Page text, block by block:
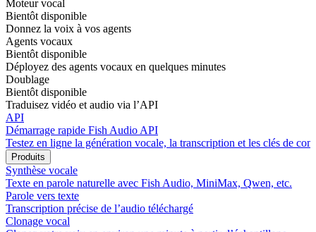
Moteur vocal
Bientôt disponible
Donnez la voix à vos agents
Agents vocaux
Bientôt disponible
Déployez des agents vocaux en quelques minutes
Doublage
Bientôt disponible
Traduisez vidéo et audio via l’API
API
Démarrage rapide Fish Audio API
Testez en ligne la génération vocale, la transcription et les clés de
Produits
Synthèse vocale
Texte en parole naturelle avec Fish Audio, MiniMax, Qwen, etc.
Parole vers texte
Transcription précise de l’audio téléchargé
Clonage vocal